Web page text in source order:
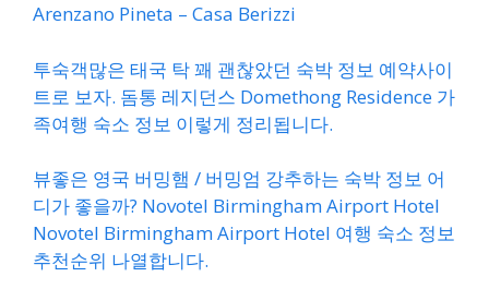
Arenzano Pineta – Casa Berizzi
투숙객많은 태국 탁 꽤 괜찮았던 숙박 정보 예약사이
트로 보자. 돔통 레지던스 Domethong Residence 가
족여행 숙소 정보 이렇게 정리됩니다.
뷰좋은 영국 버밍햄 / 버밍엄 강추하는 숙박 정보 어
디가 좋을까? Novotel Birmingham Airport Hotel
Novotel Birmingham Airport Hotel 여행 숙소 정보
추천순위 나열합니다.